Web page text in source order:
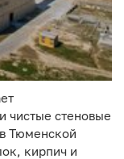
чистые стеновые
Тюменской
кирпич и